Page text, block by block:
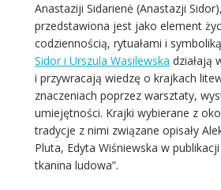
Anastaziji Sidarienė (Anastazji
przedstawiona jest jako element
codziennością, rytuałami i
Sidor i Urszula Wasilewska działają
i przywracają wiedzę o krajkach
znaczeniach poprzez warsztaty,
umiejętności. Krajki wybierane z
tradycje z nimi związane opisały
Pluta, Edyta Wiśniewska w
tkanina ludowa”.